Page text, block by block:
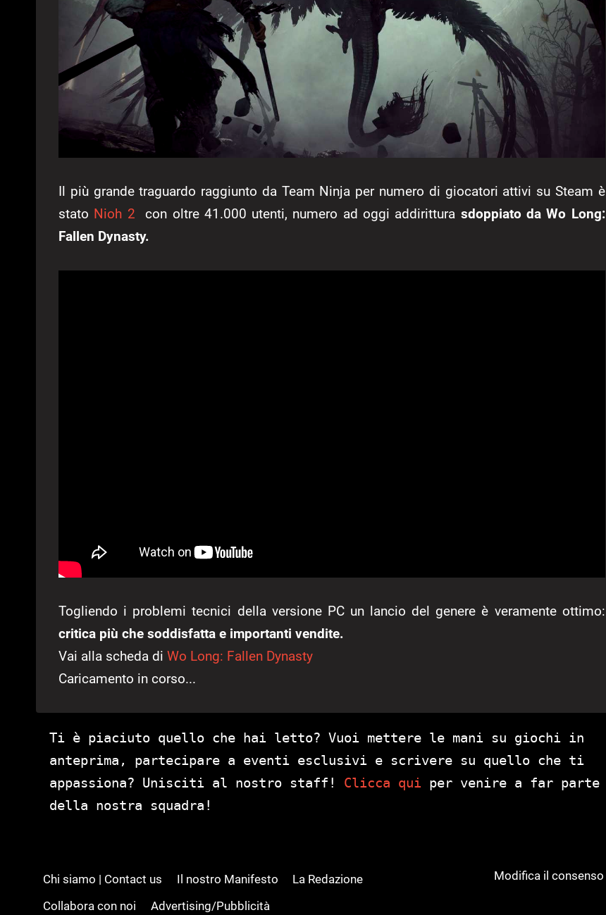
Il più grande traguardo raggiunto da Team Ninja per numero di giocatori attivi su Steam è
stato Nioh 2 con oltre 41.000 utenti, numero ad oggi addirittura sdoppiato da Wo Long:
Fallen Dynasty.
Togliendo i problemi tecnici della versione PC un lancio del genere è veramente ottimo:
critica più che soddisfatta e importanti vendite.
Vai alla scheda di Wo Long: Fallen Dynasty
Caricamento in corso...
Ti è piaciuto quello che hai letto? Vuoi mettere le mani su giochi in
anteprima, partecipare a eventi esclusivi e scrivere su quello che ti
appassiona? Unisciti al nostro staff! Clicca qui per venire a far parte
della nostra squadra!
Chi siamo | Contact us Il nostro Manifesto
La Redazione
Collabora con noi
Advertising/Pubblicità
Modifica il consenso